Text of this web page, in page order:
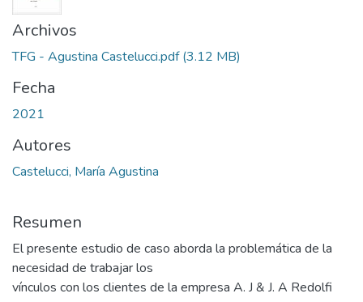
Archivos
TFG - Agustina Castelucci.pdf(3.12 MB)
Fecha
2021
Autores
Castelucci, María Agustina
Resumen
El presente estudio de caso aborda la problemática de la
necesidad de trabajar los
vínculos con los clientes de la empresa A. J & J. A Redolfi